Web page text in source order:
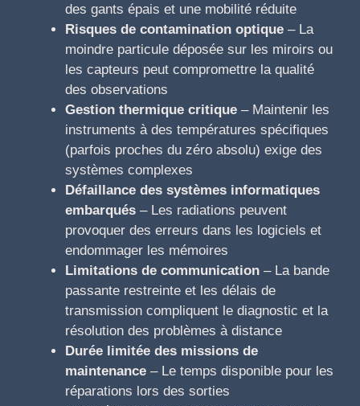
des gants épais et une mobilité réduite
Risques de contamination optique – La
moindre particule déposée sur les miroirs ou
les capteurs peut compromettre la qualité
des observations
Gestion thermique critique – Maintenir les
instruments à des températures spécifiques
(parfois proches du zéro absolu) exige des
systèmes complexes
Défaillance des systèmes informatiques
embarqués – Les radiations peuvent
provoquer des erreurs dans les logiciels et
endommager les mémoires
Limitations de communication – La bande
passante restreinte et les délais de
transmission compliquent le diagnostic et la
résolution des problèmes à distance
Durée limitée des missions de
maintenance – Le temps disponible pour les
réparations lors des sorties